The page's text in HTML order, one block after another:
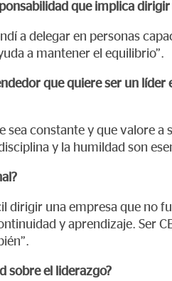
que implica dirigir
a delegar en personas
a mantener el equilibrio”.
que quiere ser un líder
sea constante y que valore a
y la humildad son
dirigir una empresa que no
y aprendizaje. Ser
sobre el liderazgo?